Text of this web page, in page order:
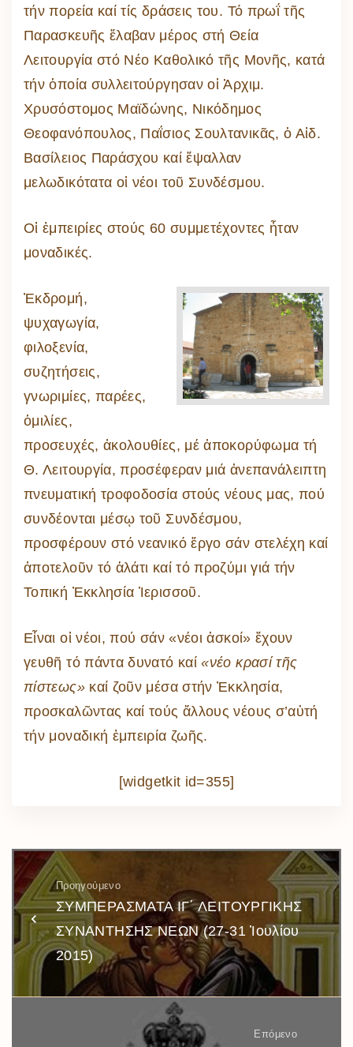
τήν πορεία καί τίς δράσεις του. Τό πρωΐ τῆς
Παρασκευῆς ἔλαβαν μέρος στή Θεία
Λειτουργία στό Νέο Καθολικό τῆς Μονῆς, κατά
τήν ὁποία συλλειτούργησαν οἱ Ἀρχιμ.
Χρυσόστομος Μαϊδώνης, Νικόδημος
Θεοφανόπουλος, Παΐσιος Σουλτανικᾶς, ὁ Αἰδ.
Βασίλειος Παράσχου καί ἔψαλλαν
μελωδικότατα οἱ νέοι τοῦ Συνδέσμου.
Οἱ ἐμπειρίες στούς 60 συμμετέχοντες ἦταν
μοναδικές.
Ἐκδρομή,
ψυχαγωγία,
φιλοξενία,
συζητήσεις,
γνωριμίες, παρέες,
ὁμιλίες,
προσευχές, ἀκολουθίες, μέ ἀποκορύφωμα τή
Θ. Λειτουργία, προσέφεραν μιά ἀνεπανάλειπτη
πνευματική τροφοδοσία στούς νέους μας, πού
συνδέονται μέσῳ τοῦ Συνδέσμου,
προσφέρουν στό νεανικό ἔργο σάν στελέχη καί
ἀποτελοῦν τό ἁλάτι καί τό προζύμι γιά τήν
Τοπική Ἐκκλησία Ἱερισσοῦ.
Εἶναι οἱ νέοι, πού σάν «νέοι ἀσκοί» ἔχουν
γευθῆ τό πάντα δυνατό καί«νέο κρασί τῆς
πίστεως»καί ζοῦν μέσα στήν Ἐκκλησία,
προσκαλῶντας καί τούς ἄλλους νέους σ’αὐτή
τήν μοναδική ἐμπειρία ζωῆς.
[widgetkit id=355]
Προηγούμενο
ΣΥΜΠΕΡΑΣΜΑΤΑ ΙΓ΄ ΛΕΙΤΟΥΡΓΙΚΗΣ
ΣΥΝΑΝΤΗΣΗΣ ΝΕΩΝ (27-31 Ἰουλίου
2015)
Επόμενο